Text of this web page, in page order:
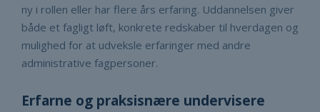
ny i rollen eller har flere års erfaring. Uddannelsen giver
både et fagligt løft, konkrete redskaber til hverdagen og
mulighed for at udveksle erfaringer med andre
administrative fagpersoner.
Erfarne og praksisnære undervisere